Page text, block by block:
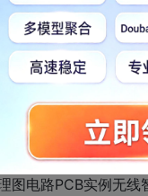
转发到动态 举报
图电路PCB实例无线